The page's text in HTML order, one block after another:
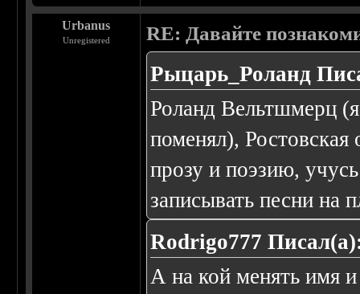
Urbanus
Unregistered RE: Давайте
Рыцарь_Роланд
Роланд Вельтшмерц
поменял),
прозу и поэзию,
записывать песни на
Rodrigo777
А на кой менять имя